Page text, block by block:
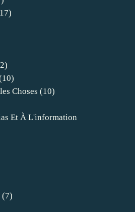
Choses (10)
Et À L'information
(7)